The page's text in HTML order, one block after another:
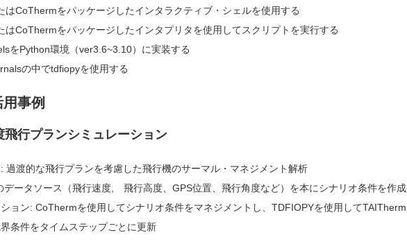
はCoThermをパッケージしたインタラクティブ・シェルを使用する
はCoThermをパッケージしたインタプリタを使用してスクリプトを実行する
をPython環境（ver3.6~3.10）に実装する
の中でtdfiopyを使用する
事例
飛行プランシミュレーション
過渡的な飛行プランを考慮した飛行機のサーマル・マネジメント解析
データソース（飛行速度, 飛行高度、GPS位置、飛行角度など）を本にシナリオ条件を作成
ョン: CoThermを使用してシナリオ条件をマネジメントし、TDFIOPYを使用してTAITherm
条件をタイムステップごとに更新